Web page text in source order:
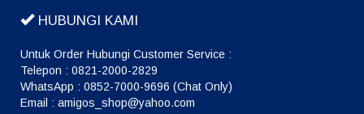
HUBUNGI KAMI
Untuk Order Hubungi Customer Service :
Telepon : 0821-2000-2829
WhatsApp : 0852-7000-9696 (Chat Only)
Email : amigos_shop@yahoo.com